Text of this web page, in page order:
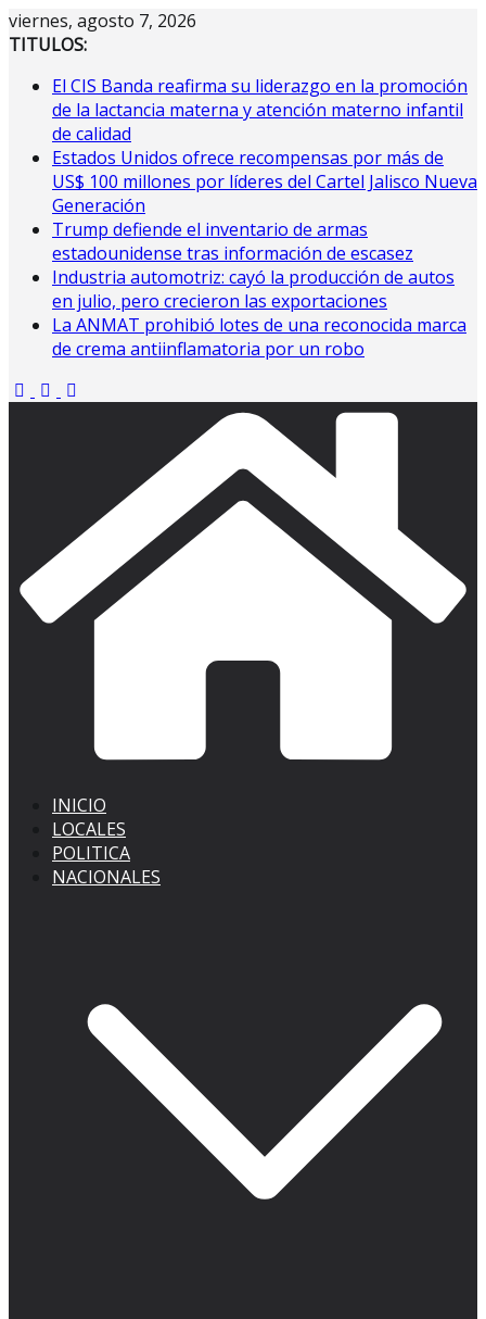
Saltar
al
viernes, agosto 7, 2026
TITULOS:
El CIS Banda reafirma su liderazgo en la promoción
de la lactancia materna y atención materno infantil
de calidad
Estados Unidos ofrece recompensas por más de
US$ 100 millones por líderes del Cartel Jalisco Nueva
Generación
Trump defiende el inventario de armas
estadounidense tras información de escasez
Industria automotriz: cayó la producción de autos
en julio, pero crecieron las exportaciones
La ANMAT prohibió lotes de una reconocida marca
de crema antiinflamatoria por un robo
INICIO
LOCALES
POLITICA
NACIONALES